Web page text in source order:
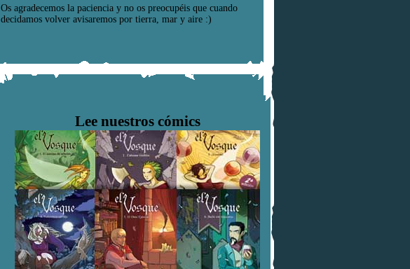
Os agradecemos la paciencia y no os preocupéis que cuando
decidamos volver avisaremos por tierra, mar y aire :)
Lee nuestros cómics